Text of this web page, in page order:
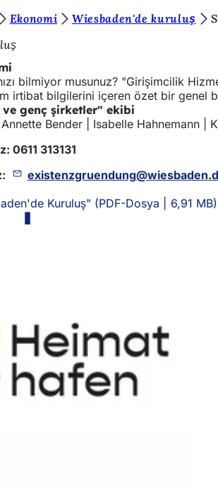
Ekonomi Wiesbaden'de kuruluş
bilmiyor musunuz? "Girişimcilik
irtibat bilgilerini içeren özet bir
genç şirketler" ekibi
Bender | Isabelle Hahnemann |
0611 313131
existenzgruendung wiesbaden
Kuruluş"
PDF-Dosya
6,91 MB